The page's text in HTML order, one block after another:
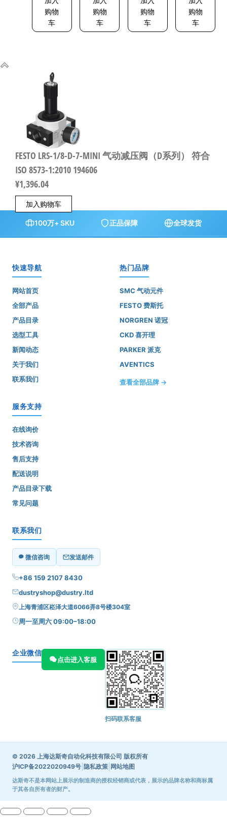
购物
车
购物
车
购物
车
购物
车
FESTO LRS-1/8-D-7-MINI 气动减压阀（D系列） 符合
ISO 8573-1:2010 194606
¥1,396.04
加入购物车
100万+ SKU 正品保障 全球发货
快速导航
网站首页
全部产品
产品目录
选型工具
新闻动态
关于我们
联系我们
热门品牌
SMC 气动元件
FESTO 费斯托
NORGREN 诺冠
CKD 喜开理
PARKER 派克
AVENTICS
查看全部品牌 →
服务支持
在线询价
技术咨询
售后支持
配送说明
产品目录下载
常见问题
联系我们
微信咨询 发送邮件
+86 159 2107 8430
dustryshop@dustry.ltd
上海青浦区崧泽大道6066弄8号楼304室
周一至周六 09:00–18:00
企业微信
点击进入客服
扫码联系客服
© 2026 上海达斯奇自动化科技有限公司 版权所有
沪ICP备2022020949号 隐私政策 网站地图
达斯奇不是本网站上展示的制造商的授权经销商或代表，展示的品牌名称和商标属
于其各自所有者的财产。